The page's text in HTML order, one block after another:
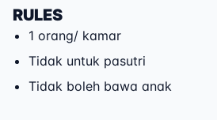
RULES
1 orang/ kamar
Tidak untuk pasutri
Tidak boleh bawa anak